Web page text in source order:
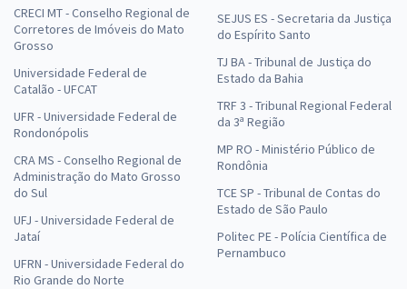
CRECI MT - Conselho Regional de
Corretores de Imóveis do Mato
Grosso
Universidade Federal de
Catalão - UFCAT
UFR - Universidade Federal de
Rondonópolis
CRA MS - Conselho Regional de
Administração do Mato Grosso
do Sul
UFJ - Universidade Federal de
Jataí
UFRN - Universidade Federal do
Rio Grande do Norte
SEJUS ES - Secretaria da Justiça
do Espírito Santo
TJ BA - Tribunal de Justiça do
Estado da Bahia
TRF 3 - Tribunal Regional Federal
da 3ª Região
MP RO - Ministério Público de
Rondônia
TCE SP - Tribunal de Contas do
Estado de São Paulo
Politec PE - Polícia Científica de
Pernambuco